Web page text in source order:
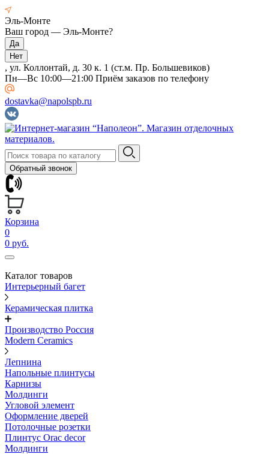
Эль-Монте
Ваш город — Эль-Монте?
, ул. Коллонтай, д. 30 к. 1 (ст.м. Пр. Большевиков)
Пн—Вс 10:00—21:00 Приём заказов по телефону
dostavka@napolspb.ru
Обратный звонок
Корзина
0
0 руб.
Каталог товаров
Интерьерный багет
Керамическая плитка
Производство Россия
Modern Ceramics
Лепнина
Напольные плинтусы
Карнизы
Молдинги
Угловой элемент
Оформление дверей
Потолочные розетки
Плинтус Orac decor
Молдинги